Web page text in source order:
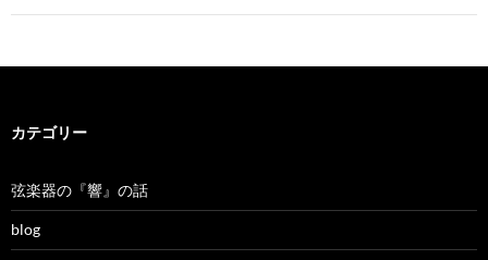
ゲ
ー
ョ
ン
カテゴリー
弦楽器の『響』の話
blog